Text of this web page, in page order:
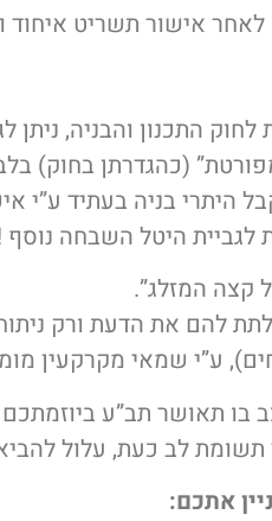
לאחר אישור תשריט איחוד
לחוק התכנון
(כהגדרתן בחוק)
היתרי בניה בעתיד ע”י
לגביית היטל השבחה נוסף
קצה המזלג”.
להם את הדעת ורק
ע”י שמאי מקרקעין
בו תאושר תב”ע
לב כעת, עלול
אתכם: